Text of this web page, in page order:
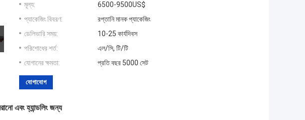
মূল্য:
6500-9500US$
প্যাকেজিং বিবরণ:
রপ্তানি মানক প্যাকেজিং
ডেলিভারি সময়:
10-25 কার্যদিবস
পরিশোধের শর্ত:
এল/সি, টি/টি
যোগানের ক্ষমতা:
প্রতি বছর 5000 সেট
যোগাযোগ
এবং হ্যান্ডলিং জন্য